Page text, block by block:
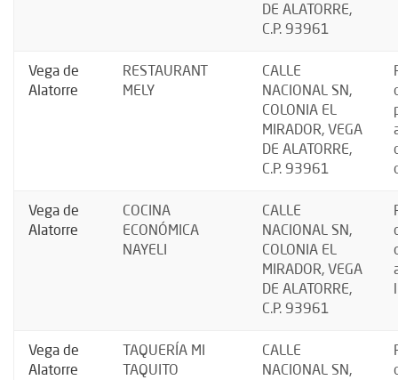
DE ALATORRE,
C.P. 93961
Vega de
Alatorre
RESTAURANT
MELY
CALLE
NACIONAL SN,
COLONIA EL
MIRADOR, VEGA
DE ALATORRE,
C.P. 93961
Vega de
Alatorre
COCINA
ECONÓMICA
NAYELI
CALLE
NACIONAL SN,
COLONIA EL
MIRADOR, VEGA
DE ALATORRE,
C.P. 93961
Vega de
Alatorre
TAQUERÍA MI
TAQUITO
CALLE
NACIONAL SN,